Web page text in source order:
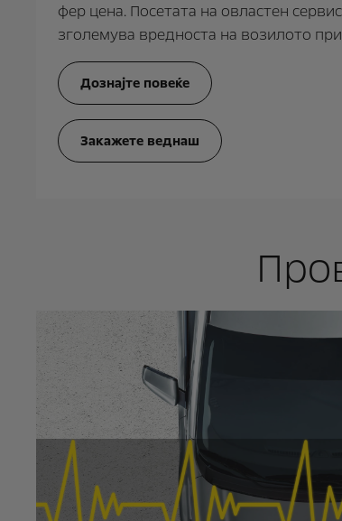
фер цена. Посетата на овластен
зголемува вредноста на возилото
Дознајте повеќе
Закажете веднаш